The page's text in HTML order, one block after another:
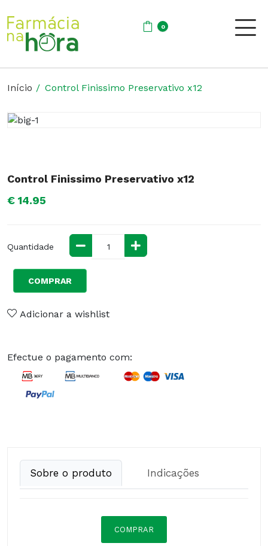
0
Início Control Finissimo Preservativo x12
Control Finissimo Preservativo x12
€ 14.95
Quantidade
COMPRAR
Adicionar a wishlist
Efectue o pagamento com:
Sobre o produto Indicações
COMPRAR